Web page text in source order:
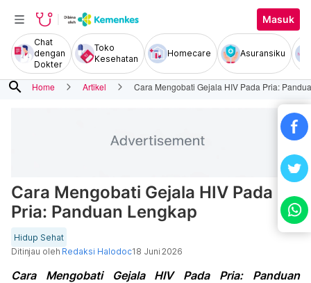
Masuk
Chat
dengan
Dokter
Toko
Kesehatan
Homecare Asuransiku
search Home Artikel Cara Mengobati Gejala HIV Pada Pria:
Cara Mengobati Gejala HIV Pada
Pria: Panduan Lengkap
Hidup Sehat
Ditinjau oleh Redaksi Halodoc18 Juni 2026
Cara Mengobati Gejala HIV Pada Pria: Panduan